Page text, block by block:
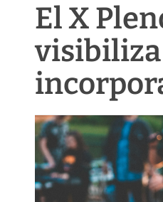
El X
visibiliza